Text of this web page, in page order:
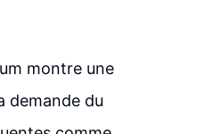
montre une
demande du